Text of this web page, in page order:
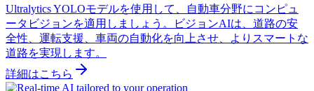
Ultralytics YOLOモデルを使用して、自動車分野にコンピュ
ータビジョンを適用しましょう。ビジョンAIは、道路の安
全性、運転支援、車両の自動化を向上させ、よりスマートな
道路を実現します。
詳細はこちら